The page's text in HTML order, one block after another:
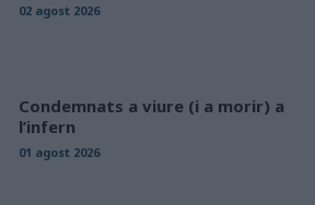
02 agost 2026
Condemnats a viure (i a morir) a
l’infern
01 agost 2026